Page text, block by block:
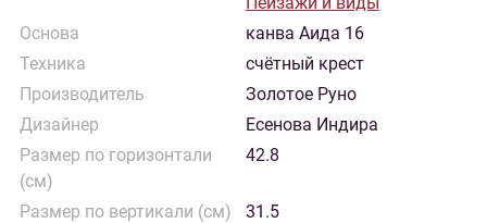
Основа
канва Аида 16
Техника
счётный крест
Производитель
Золотое Руно
Дизайнер
Есенова Индира
Размер по горизонтали
(см)
42.8
Размер по вертикали (см)
31.5